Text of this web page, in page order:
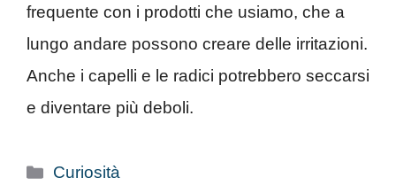
frequente con i prodotti che usiamo, che a
lungo andare possono creare delle irritazioni.
Anche i capelli e le radici potrebbero seccarsi
e diventare più deboli.
Categorie
Curiosità